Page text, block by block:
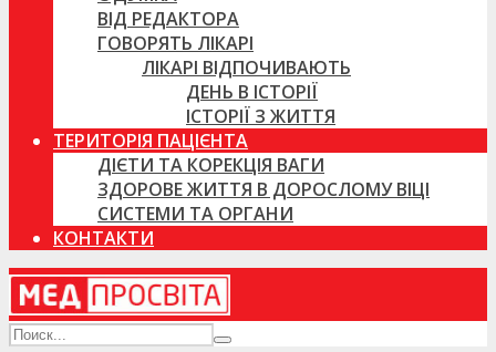
ВІД РЕДАКТОРА
ГОВОРЯТЬ ЛІКАРІ
ЛІКАРІ ВІДПОЧИВАЮТЬ
ДЕНЬ В ІСТОРІЇ
ІСТОРІЇ З ЖИТТЯ
ТЕРИТОРІЯ ПАЦІЄНТА
ДІЄТИ ТА КОРЕКЦІЯ ВАГИ
ЗДОРОВЕ ЖИТТЯ В ДОРОСЛОМУ ВІЦІ
СИСТЕМИ ТА ОРГАНИ
КОНТАКТИ